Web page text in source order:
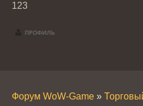
123
Форум WoW-Game »